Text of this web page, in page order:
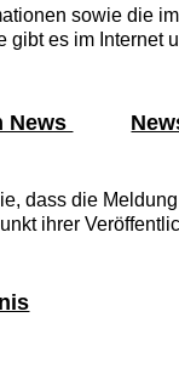
sowie die
gibt es im Internet
News
dass die
ihrer